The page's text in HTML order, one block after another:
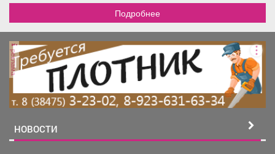
Подробнее
реклама
НОВОСТИ